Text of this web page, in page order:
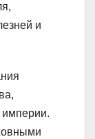
и
империи.